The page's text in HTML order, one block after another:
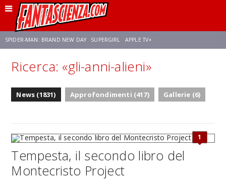
SPIDER-MAN: BRAND NEW DAY SUPERGIRL APPLE TV+
FRANCO RICCIARDIELLO ZENDAYA STAR TREK AVENGERS: DOOMSDAY
Ricerca: «gli-anni-alieni»
News (1831) Approfondimenti (417) Gallerie (6)
1
Tempesta, il secondo libro del
Montecristo Project